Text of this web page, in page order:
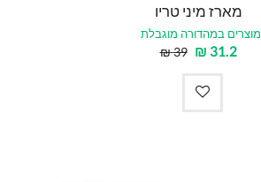
מארז מיני טריו
מוצרים במהדורה מוגבלת
31.2
₪
39
₪